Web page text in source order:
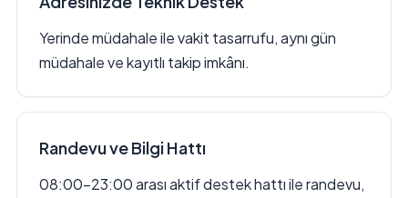
Yerinde müdahale ile vakit tasarrufu, aynı gün
müdahale ve kayıtlı takip imkânı.
Randevu ve Bilgi Hattı
08:00–23:00 arası aktif destek hattı ile randevu,